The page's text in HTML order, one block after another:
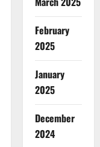
February
2025
January
2025
December
2024